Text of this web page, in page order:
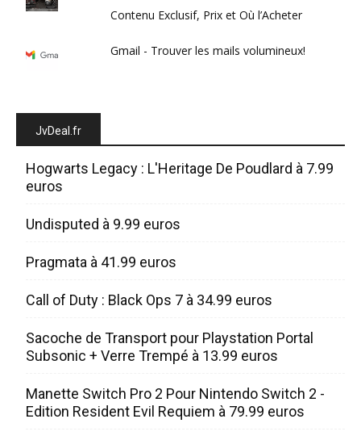
Contenu Exclusif, Prix et Où l’Acheter
Gmail - Trouver les mails volumineux!
JvDeal.fr
Hogwarts Legacy : L'Heritage De Poudlard à 7.99
euros
Undisputed à 9.99 euros
Pragmata à 41.99 euros
Call of Duty : Black Ops 7 à 34.99 euros
Sacoche de Transport pour Playstation Portal
Subsonic + Verre Trempé à 13.99 euros
Manette Switch Pro 2 Pour Nintendo Switch 2 -
Edition Resident Evil Requiem à 79.99 euros